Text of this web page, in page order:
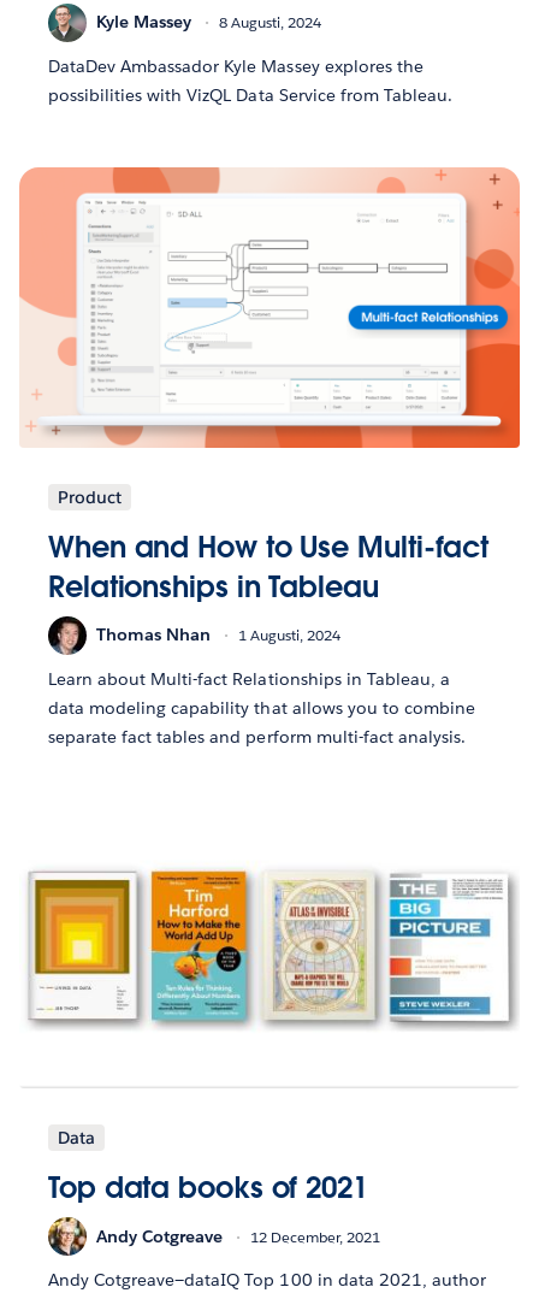
Kyle Massey 8 Augusti, 2024
DataDev Ambassador Kyle Massey explores the
possibilities with VizQL Data Service from Tableau.
Product
When and How to Use Multi-fact
Relationships in Tableau
Thomas Nhan 1 Augusti, 2024
Learn about Multi-fact Relationships in Tableau, a
data modeling capability that allows you to combine
separate fact tables and perform multi-fact analysis.
Data
Top data books of 2021
Andy Cotgreave 12 December, 2021
Andy Cotgreave—dataIQ Top 100 in data 2021, author